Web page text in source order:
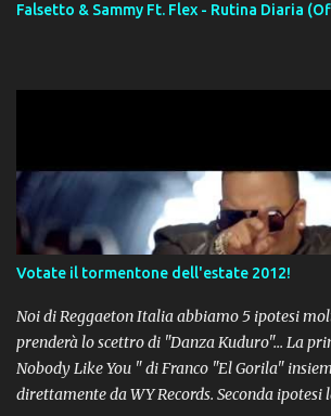
Falsetto & Sammy Ft. Flex - Rutina Diaria
Votate il tormentone dell'estate 2012!
Noi di Reggaeton Italia abbiamo 5 ipotesi
prenderà lo scettro di "Danza Kuduro"... La
Nobody Like You " di Franco "El Gorila"
direttamente da WY Records. Seconda